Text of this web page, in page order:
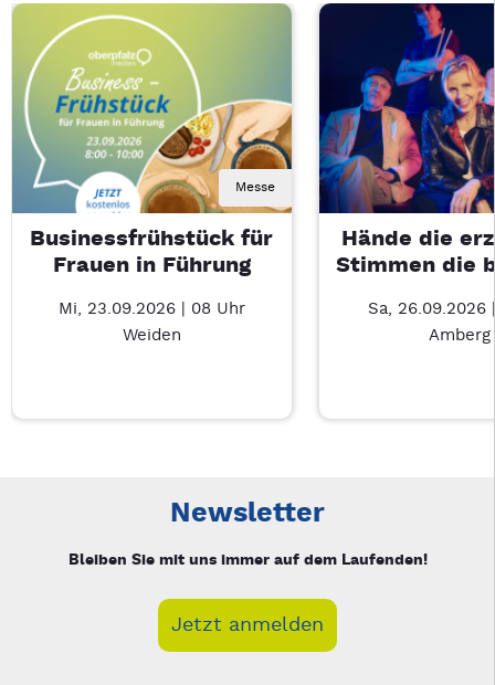
Messe
Businessfrühstück für
Frauen in Führung
Mi, 23.09.2026 | 08 Uhr
Weiden
Hände die
Stimmen die
Sa, 26.09.2026
Amberg
Newsletter
Bleiben Sie mit uns immer auf dem Laufenden!
Jetzt anmelden